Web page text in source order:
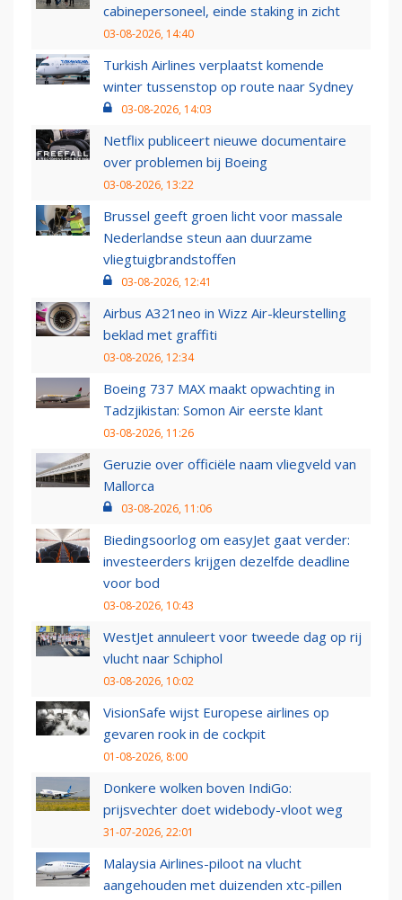
cabinepersoneel, einde staking in zicht
03-08-2026, 14:40
Turkish Airlines verplaatst komende
winter tussenstop op route naar Sydney
03-08-2026, 14:03
Netflix publiceert nieuwe documentaire
over problemen bij Boeing
03-08-2026, 13:22
Brussel geeft groen licht voor massale
Nederlandse steun aan duurzame
vliegtuigbrandstoffen
03-08-2026, 12:41
Airbus A321neo in Wizz Air-kleurstelling
beklad met graffiti
03-08-2026, 12:34
Boeing 737 MAX maakt opwachting in
Tadzjikistan: Somon Air eerste klant
03-08-2026, 11:26
Geruzie over officiële naam vliegveld van
Mallorca
03-08-2026, 11:06
Biedingsoorlog om easyJet gaat verder:
investeerders krijgen dezelfde deadline
voor bod
03-08-2026, 10:43
WestJet annuleert voor tweede dag op rij
vlucht naar Schiphol
03-08-2026, 10:02
VisionSafe wijst Europese airlines op
gevaren rook in de cockpit
01-08-2026, 8:00
Donkere wolken boven IndiGo:
prijsvechter doet widebody-vloot weg
31-07-2026, 22:01
Malaysia Airlines-piloot na vlucht
aangehouden met duizenden xtc-pillen